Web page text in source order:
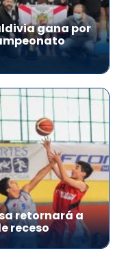
gana por
retornará a
receso